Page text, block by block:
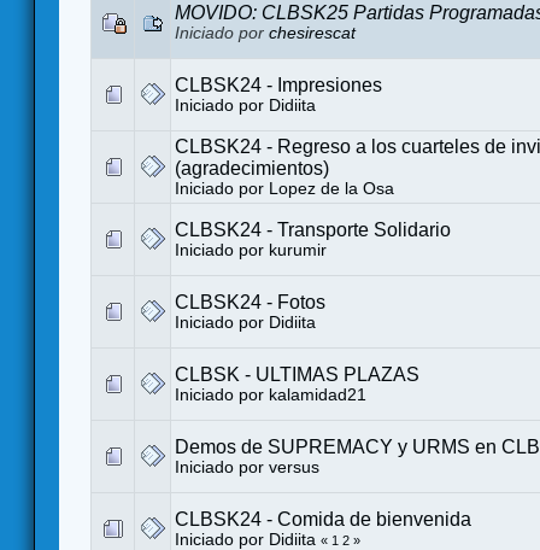
MOVIDO: CLBSK25 Partidas
Iniciado por chesirescat
CLBSK24 - Impresiones
Iniciado por Didiita
CLBSK24 - Regreso a los cuarteles de
(agradecimientos)
Iniciado por Lopez de la Osa
CLBSK24 - Transporte Solidario
Iniciado por kurumir
CLBSK24 - Fotos
Iniciado por Didiita
CLBSK - ULTIMAS PLAZAS
Iniciado por kalamidad21
Demos de SUPREMACY y URMS en
Iniciado por versus
CLBSK24 - Comida de bienvenida
Iniciado por Didiita « 1 2 »